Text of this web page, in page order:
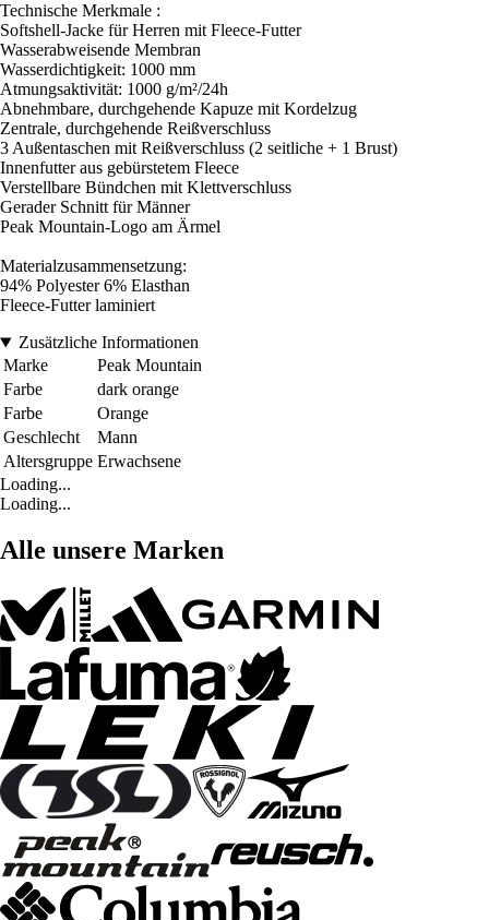
Technische Merkmale :
Softshell-Jacke für Herren mit Fleece-Futter
Wasserabweisende Membran
Wasserdichtigkeit: 1000 mm
Atmungsaktivität: 1000 g/m²/24h
Abnehmbare, durchgehende Kapuze mit Kordelzug
Zentrale, durchgehende Reißverschluss
3 Außentaschen mit Reißverschluss (2 seitliche + 1 Brust)
Innenfutter aus gebürstetem Fleece
Verstellbare Bündchen mit Klettverschluss
Gerader Schnitt für Männer
Peak Mountain-Logo am Ärmel
Materialzusammensetzung:
94% Polyester 6% Elasthan
Fleece-Futter laminiert
Zusätzliche Informationen
Marke
Peak Mountain
Farbe
dark orange
Farbe
Orange
Geschlecht
Mann
Altersgruppe Erwachsene
Loading...
Loading...
Alle unsere Marken